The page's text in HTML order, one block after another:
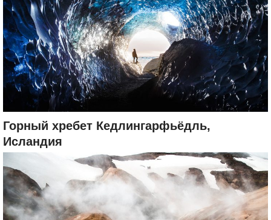
Горный хребет Кедлингарфьёдль,
Исландия